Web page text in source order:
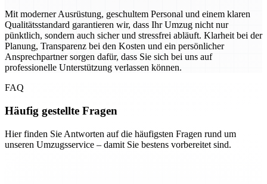
Mit moderner Ausrüstung, geschultem Personal und einem klaren
Qualitätsstandard garantieren wir, dass Ihr Umzug nicht nur
pünktlich, sondern auch sicher und stressfrei abläuft. Klarheit bei der
Planung, Transparenz bei den Kosten und ein persönlicher
Ansprechpartner sorgen dafür, dass Sie sich bei uns auf
professionelle Unterstützung verlassen können.
FAQ
Häufig gestellte Fragen
Hier finden Sie Antworten auf die häufigsten Fragen rund um
unseren Umzugsservice – damit Sie bestens vorbereitet sind.